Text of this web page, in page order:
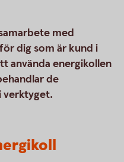
med
dig som är kund i
använda energikollen
de
verktyget.